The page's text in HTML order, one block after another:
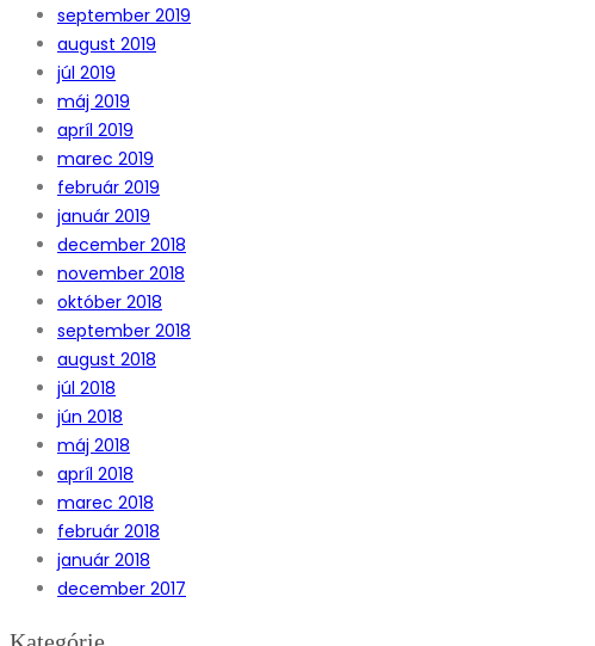
september 2019
august 2019
júl 2019
máj 2019
apríl 2019
marec 2019
február 2019
január 2019
december 2018
november 2018
október 2018
september 2018
august 2018
júl 2018
jún 2018
máj 2018
apríl 2018
marec 2018
február 2018
január 2018
december 2017